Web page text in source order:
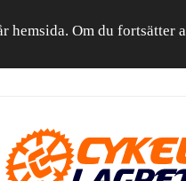
Om du fortsätter